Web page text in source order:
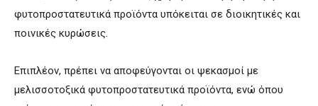
φυτοπροστατευτικά προϊόντα υπόκειται σε διοικητικές και
ποινικές κυρώσεις.
Επιπλέον, πρέπει να αποφεύγονται οι ψεκασμοί με
μελισσοτοξικά φυτοπροστατευτικά προϊόντα, ενώ όπου